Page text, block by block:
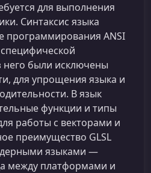
для выполнения
Синтаксис языка
программирования ANSI
специфической
него были исключены
для упрощения языка и
В язык
функции и типы
работы с векторами и
преимущество GLSL
языками —
между платформами и